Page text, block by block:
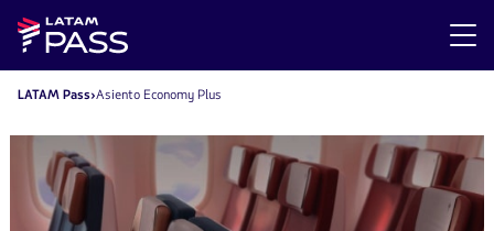
LATAM Pass Asiento Economy Plus